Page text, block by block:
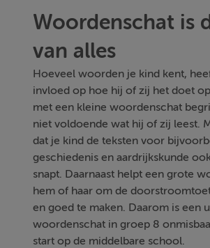
Woordenschat is
van alles
Hoeveel woorden je kind kent,
invloed op hoe hij of zij het doet
met een kleine woordenschat
niet voldoende wat hij of zij leest.
dat je kind de teksten voor
geschiedenis en aardrijkskunde
snapt. Daarnaast helpt een grote
hem of haar om de
en goed te maken. Daarom is een
woordenschat in groep 8
start op de middelbare school.